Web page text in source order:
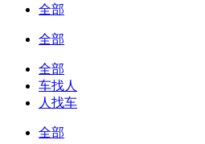
全部
全部
全部
车找人
人找车
全部